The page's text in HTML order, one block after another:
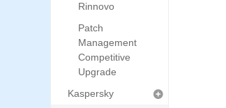
Rinnovo
Patch
Management
Competitive
Upgrade
Kaspersky